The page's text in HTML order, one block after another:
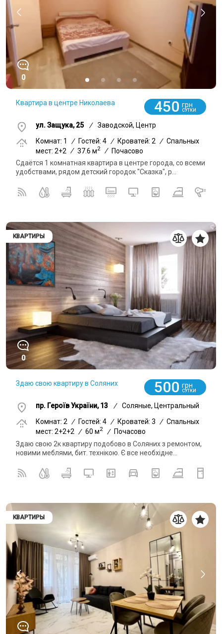
0
Квартира в центре Николаева 450 грн
СУТКИ
ул. Защука, 25 /
Заводской, Центр
Комнат: 1
/ Гостей: 4 / Кроватей: 2 / Спальных
мест: 2+2 / 37.6 м2 / Почасово
Сдаётся 1 комнатная квартира в центре города, со всеми
удобствами, рядом детский городок "Сказка", р...
КВАРТИРЫ
0
Здаю свою квартиру в Соляних 500 грн
СУТКИ
пр. Героїв України, 13 /
Соляные, Центральный
Комнат: 2
/ Гостей: 4 / Кроватей: 3 / Спальных
мест: 2+2+2
/ 60 м2 /
Почасово
Здаю свою 2к квартиру подобово в Соляних з ремонтом,
новими меблями, бит. технікою. Є все необхідне...
КВАРТИРЫ